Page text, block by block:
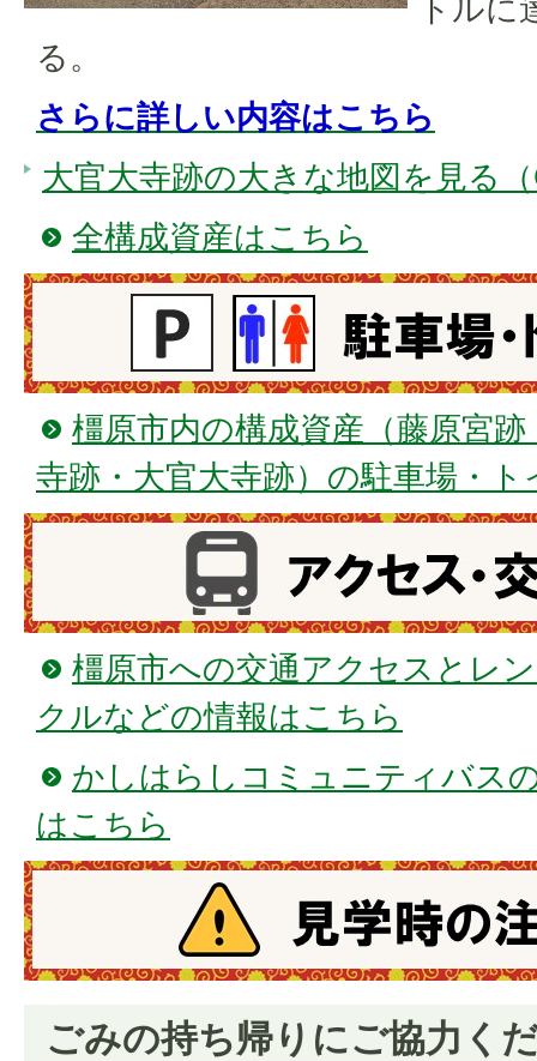
トル
る。
さらに詳しい内容はこちら
大官大寺跡の大きな地図を見る
全構成資産はこちら
橿原市内の構成資産（藤原宮
寺跡・大官大寺跡）の駐車場・
橿原市への交通アクセスとレ
クルなどの情報はこちら
かしはらしコミュニティバス
はこちら
ごみの持ち帰りにご協力く